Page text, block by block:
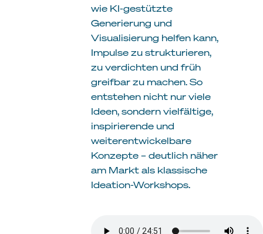
wie KI-gestützte
Generierung und
Visualisierung helfen kann,
Impulse zu strukturieren,
zu verdichten und früh
greifbar zu machen. So
entstehen nicht nur viele
Ideen, sondern vielfältige,
inspirierende und
weiterentwickelbare
Konzepte – deutlich näher
am Markt als klassische
Ideation-Workshops.